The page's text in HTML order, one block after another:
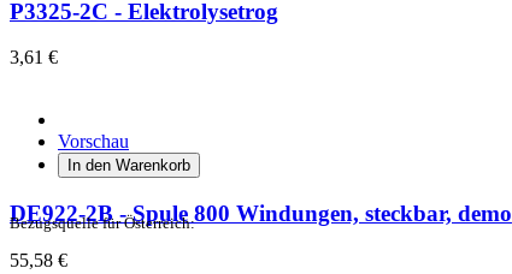
P3325-2C - Elektrolysetrog
3,61 €
Vorschau
In den Warenkorb
DE922-2B - Spule 800 Windungen, steckbar, demo
55,58 €
Bezugsquelle für Österreich: